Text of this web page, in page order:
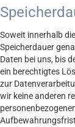
Soweit innerhalb
Speicherdauer
Daten bei uns, bis
ein berechtigtes
zur
wir keine anderen